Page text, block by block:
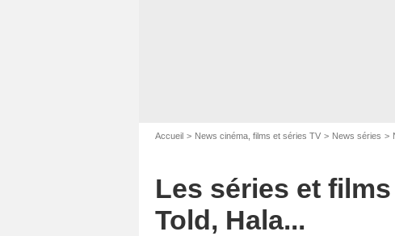
Accueil News cinéma, films et séries TV News séries
Les séries et
Told, Hala...